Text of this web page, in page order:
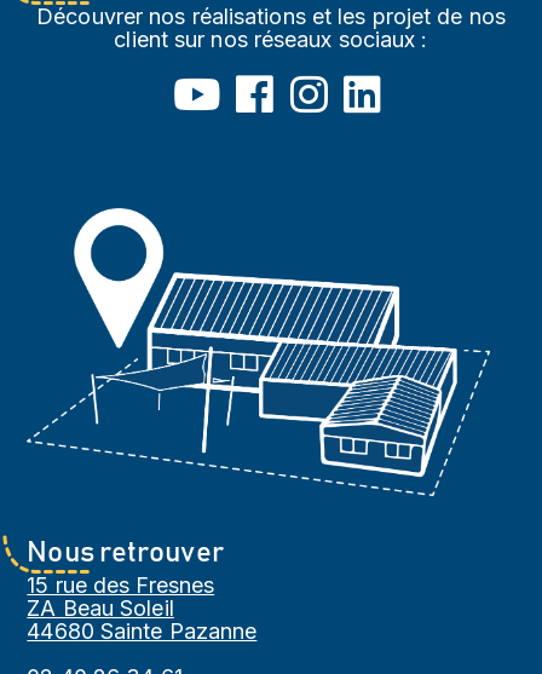
Découvrer nos réalisations et les projet de nos
client sur nos réseaux sociaux :
Nous retrouver
15 rue des Fresnes
ZA Beau Soleil
44680 Sainte Pazanne